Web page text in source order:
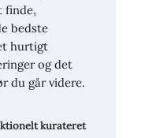
finde,
bedste
hurtigt
og det
du går videre.
kurateret